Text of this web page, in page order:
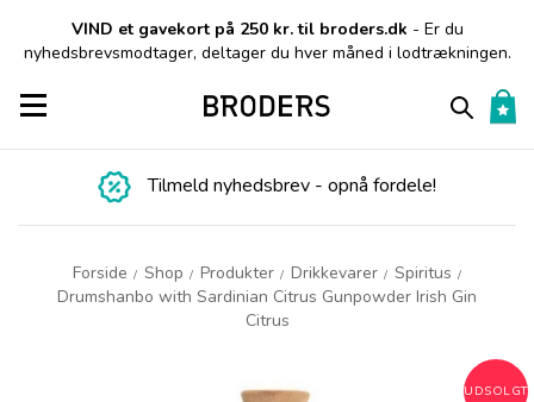
VIND et gavekort på 250 kr. til broders.dk - Er du
nyhedsbrevsmodtager, deltager du hver måned i lodtrækningen.
Toggle navigation
Tilmeld nyhedsbrev - opnå fordele!
Forside / Shop / Produkter / Drikkevarer / Spiritus /
Drumshanbo with Sardinian Citrus Gunpowder Irish Gin
Citrus
UDSOLGT